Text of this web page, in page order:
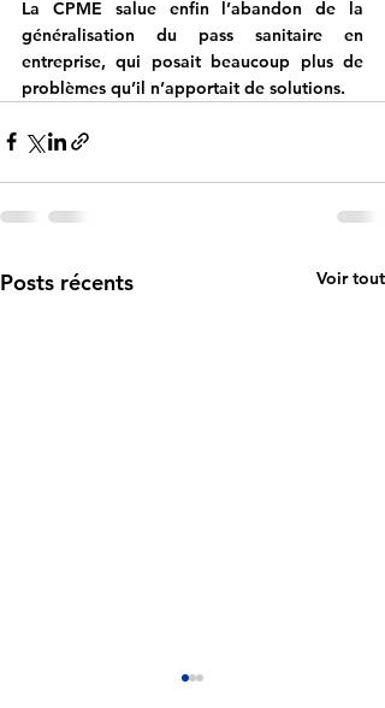
La CPME salue enfin l’abandon de la
généralisation du pass sanitaire en
entreprise, qui posait beaucoup plus de
problèmes qu’il n’apportait de solutions.
Posts récents Voir tout